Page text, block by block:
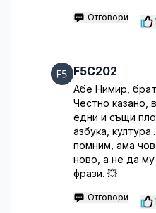
Отговори 1
F5C202
Абе Нимир,
Честно казано,
едни и същи
азбука,
помним, ама
ново, а не да му
фрази. 💥
Отговори 1